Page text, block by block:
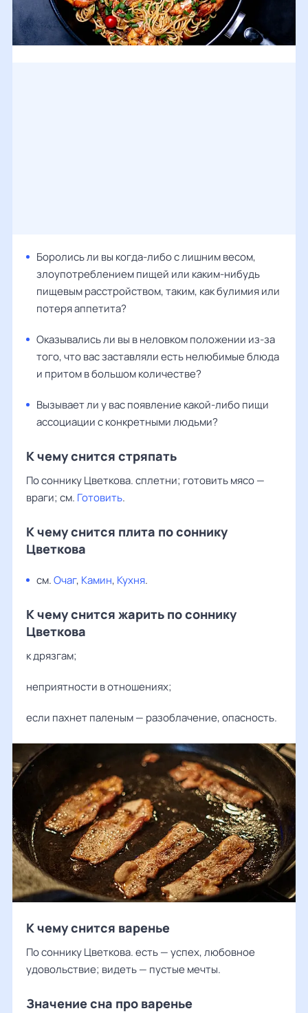
Боролись ли вы когда-либо с лишним весом,
злоупотреблением пищей или каким-нибудь
пищевым расстройством, таким, как булимия или
потеря аппетита?
Оказывались ли вы в неловком положении из-за
того, что вас заставляли есть нелюбимые блюда
и притом в большом количестве?
Вызывает ли у вас появление какой-либо пищи
ассоциации с конкретными людьми?
К чему снится стряпать
По соннику Цветкова. сплетни; готовить мясо —
враги; см. Готовить.
К чему снится плита по соннику
Цветкова
см.Очаг, Камин, Кухня.
К чему снится жарить по соннику
Цветкова
к дрязгам;
неприятности в отношениях;
если пахнет паленым — разоблачение, опасность.
К чему снится варенье
По соннику Цветкова. есть — успех, любовное
удовольствие; видеть — пустые мечты.
Значение сна про варенье